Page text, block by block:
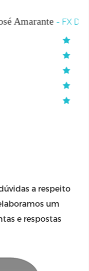
a respeito
um
e respostas